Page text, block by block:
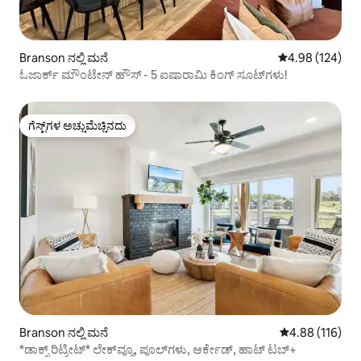
Branson ನಲ್ಲಿ ಮನೆ 5 ರಲ್ಲಿ 4.98
4.98 (124)
ಓಜಾರ್ಕ್ ಮೌಂಟೇನ್ ಹೌಸ್ - 5 ಐಷಾರಾಮಿ ಕಿಂಗ್ ಸೂಟ್‌ಗಳು!
ಗೆಸ್ಟ್‌ಗಳ ಅಚ್ಚುಮೆಚ್ಚಿನದು
ಗೆಸ್ಟ್‌ಗಳ ಅಚ್ಚುಮೆಚ್ಚಿನದು
Branson ನಲ್ಲಿ ಮನೆ 5 ರಲ್ಲಿ 4.88
4.88 (116)
*ಡಾಕ್ಸ್ ರಿಟ್ರೀಟ್* ಲೇಕ್‌ವ್ಯೂ, ಪೂಲ್‌ಗಳು, ಆರ್ಕೇಡ್, ಹಾಟ್ ಟಬ್+